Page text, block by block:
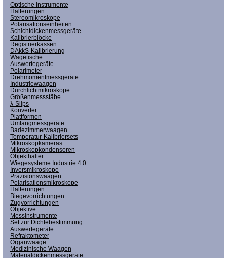
Optische Instrumente
Halterungen
Stereomikroskope
Polarisationseinheiten
Schichtdickenmessgeräte
Kalibrierblöcke
Registrierkassen
DAkkS-Kalibrierung
Wägetische
Auswertegeräte
Polarimeter
Drehmomentmessgeräte
Industriewaagen
Durchlichtmikroskope
Größenmessstäbe
λ-Slips
Konverter
Plattformen
Umfangmessgeräte
Badezimmerwaagen
Temperatur-Kalibriersets
Mikroskopkameras
Mikroskopkondensoren
Objekthalter
Wiegesysteme Industrie 4.0
Inversmikroskope
Präzisionswaagen
Polarisationsmikroskope
Halterungen
Biegevorrichtungen
Zugvorrichtungen
Objektive
Messinstrumente
Set zur Dichtebestimmung
Auswertegeräte
Refraktometer
Organwaage
Medizinische Waagen
Materialdickenmessgeräte